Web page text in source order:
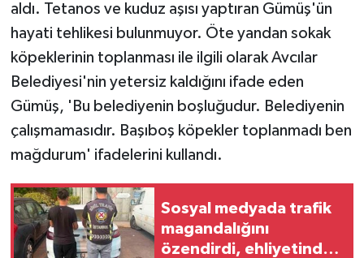
aldı. Tetanos ve kuduz aşısı yaptıran Gümüş'ün
hayati tehlikesi bulunmuyor. Öte yandan sokak
köpeklerinin toplanması ile ilgili olarak Avcılar
Belediyesi'nin yetersiz kaldığını ifade eden
Gümüş, 'Bu belediyenin boşluğudur. Belediyenin
çalışmamasıdır. Başıboş köpekler toplanmadı ben
mağdurum' ifadelerini kullandı.
Sosyal medyada trafik
magandalığını
özendirdi, ehliyetinden